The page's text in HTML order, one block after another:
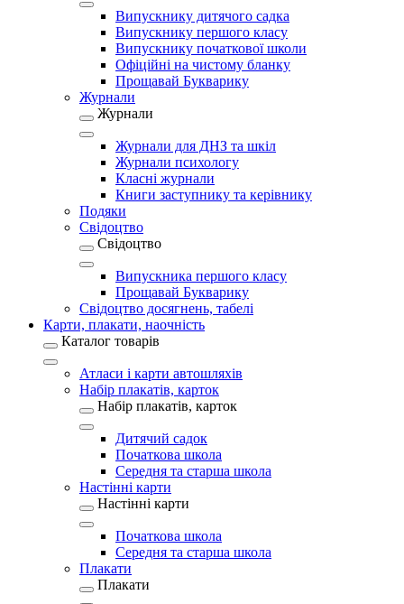
Випускнику дитячого садка
Випускнику першого класу
Випускнику початкової школи
Офіційні на чистому бланку
Прощавай Букварику
Журнали
Журнали
Журнали для ДНЗ та шкіл
Журнали психологу
Класні журнали
Книги заступнику та керівнику
Подяки
Свідоцтво
Свідоцтво
Випускника першого класу
Прощавай Букварику
Свідоцтво досягнень, табелі
Карти, плакати, наочність
Каталог товарів
Атласи і карти автошляхів
Набір плакатів, карток
Набір плакатів, карток
Дитячий садок
Початкова школа
Середня та старша школа
Настінні карти
Настінні карти
Початкова школа
Середня та старша школа
Плакати
Плакати